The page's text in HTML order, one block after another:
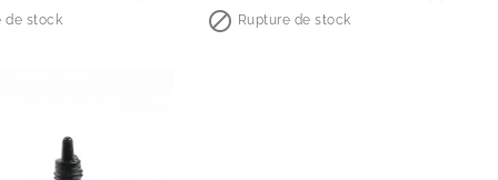
de stock  Rupture de stock